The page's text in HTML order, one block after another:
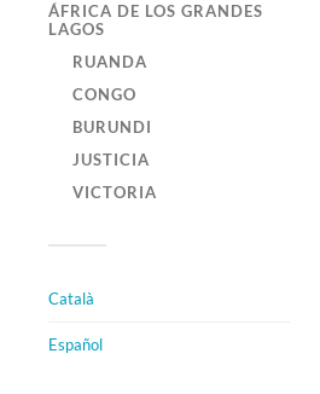
ÁFRICA DE LOS GRANDES
LAGOS
RUANDA
CONGO
BURUNDI
JUSTICIA
VICTORIA
Català
Español